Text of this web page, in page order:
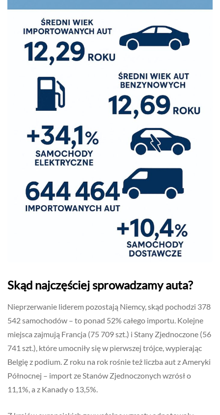
Skąd najczęściej sprowadzamy auta?
Nieprzerwanie liderem pozostają Niemcy, skąd pochodzi 378
542 samochodów – to ponad 52% całego importu. Kolejne
miejsca zajmują Francja (75 709 szt.) i Stany Zjednoczone (56
741 szt.), które umocniły się w pierwszej trójce, wypierając
Belgię z podium. Z roku na rok rośnie też liczba aut z Ameryki
Północnej – import ze Stanów Zjednoczonych wzrósł o
11,1%, a z Kanady o 13,5%.